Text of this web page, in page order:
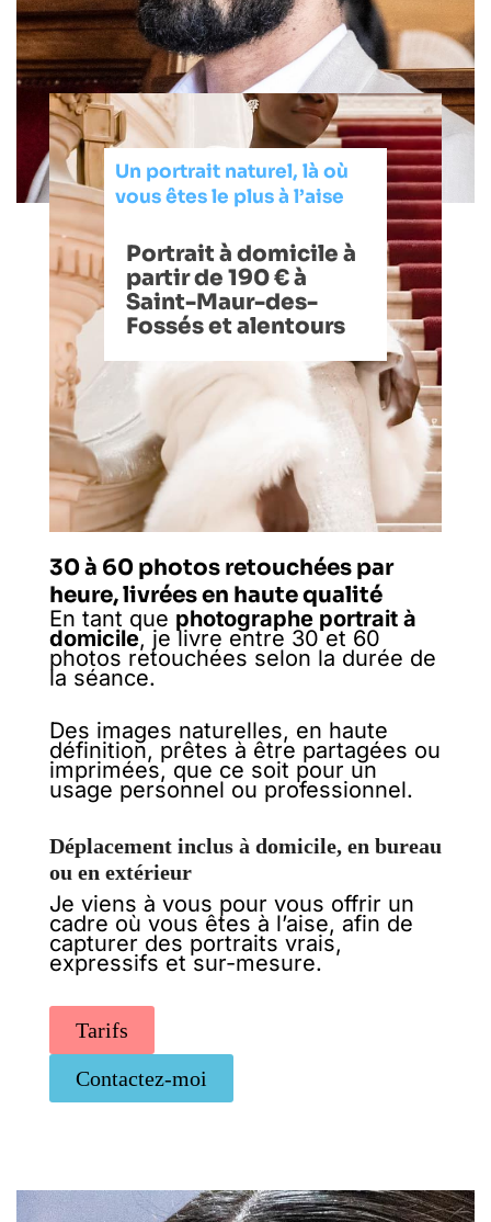
Un portrait naturel, là où
vous êtes le plus à l’aise
Portrait à domicile à
partir de 190 € à
Saint-Maur-des-
Fossés et alentours
30 à 60 photos retouchées par
heure, livrées en haute qualité
En tant que photographe portrait à
domicile, je livre entre 30 et 60
photos retouchées selon la durée de
la séance.
Des images naturelles, en haute
définition, prêtes à être partagées ou
imprimées, que ce soit pour un
usage personnel ou professionnel.
Déplacement inclus à domicile, en bureau
ou en extérieur
Je viens à vous pour vous offrir un
cadre où vous êtes à l’aise, afin de
capturer des portraits vrais,
expressifs et sur-mesure.
Tarifs
Contactez-moi